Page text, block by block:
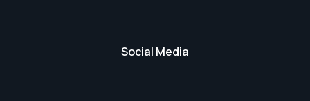
Social Media